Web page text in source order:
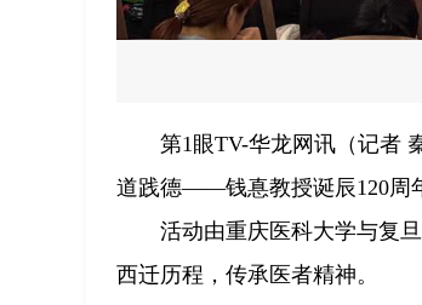
第1眼TV-华龙网讯（记者
道践德——钱惪教授诞辰120周
活动由重庆医科大学与复
西迁历程，传承医者精神。